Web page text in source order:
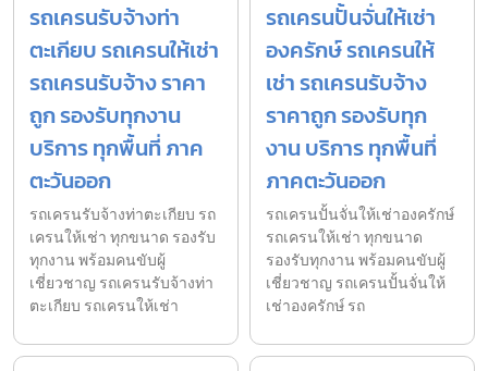
รถเครนรับจ้างท่า
ตะเกียบ รถเครนให้เช่า
รถเครนรับจ้าง ราคา
ถูก รองรับทุกงาน
บริการ ทุกพื้นที่ ภาค
ตะวันออก
รถเครนรับจ้างท่าตะเกียบ รถ
เครนให้เช่า ทุกขนาด รองรับ
ทุกงาน พร้อมคนขับผู้
เชี่ยวชาญ รถเครนรับจ้างท่า
ตะเกียบ รถเครนให้เช่า
รถเครนปั้นจั่นให้เช่า
องครักษ์ รถเครนให้
เช่า รถเครนรับจ้าง
ราคาถูก รองรับทุก
งาน บริการ ทุกพื้นที่
ภาคตะวันออก
รถเครนปั้นจั่นให้เช่าองครักษ์
รถเครนให้เช่า ทุกขนาด
รองรับทุกงาน พร้อมคนขับผู้
เชี่ยวชาญ รถเครนปั้นจั่นให้
เช่าองครักษ์ รถ